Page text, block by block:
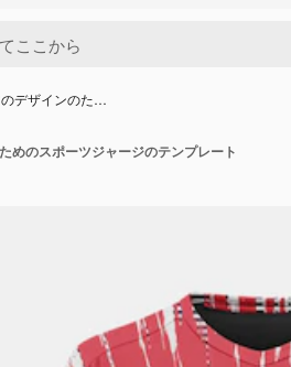
デザインのた…
めのスポーツジャージのテンプレート